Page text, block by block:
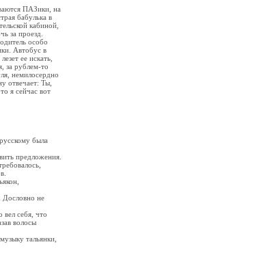
ПАЗики, на
бабулька в
кабиной,
за проезд.
особо
Автобус в
ее искать,
за рублем-то
немилосердно
отвечает: Ты,
я сейчас вот
была
предложения.
Дословно не
вел себя, что
волосы
тальянки,